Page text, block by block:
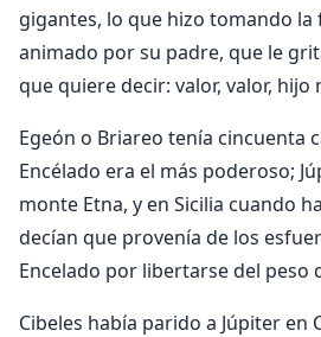
gigantes, lo que hizo tomando
animado por su padre, que le
que quiere decir: valor, valor, hijo
Egeón o Briareo tenía cincuenta
Encélado era el más poderoso;
monte Etna, y en Sicilia cuando
decían que provenía de los
Encelado por libertarse del peso
Cibeles había parido a Júpiter en